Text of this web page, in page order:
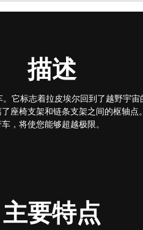
描述
它标志着拉皮埃尔回到了越野宇
座椅支架和链条支架之间的枢轴
，将使您能够超越极限。
主要特点